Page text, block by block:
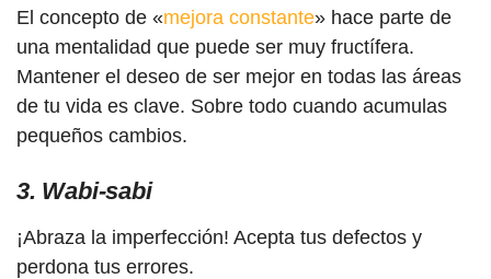
El concepto de «mejora constante» hace parte de
una mentalidad que puede ser muy fructífera.
Mantener el deseo de ser mejor en todas las áreas
de tu vida es clave. Sobre todo cuando acumulas
pequeños cambios.
3. Wabi-sabi
¡Abraza la imperfección! Acepta tus defectos y
perdona tus errores.